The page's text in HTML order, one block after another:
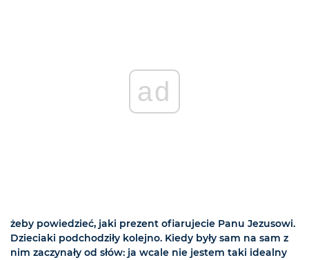
ad
żeby powiedzieć, jaki prezent ofiarujecie Panu Jezusowi.
Dzieciaki podchodziły kolejno. Kiedy były sam na sam z
nim zaczynały od słów: ja wcale nie jestem taki idealny